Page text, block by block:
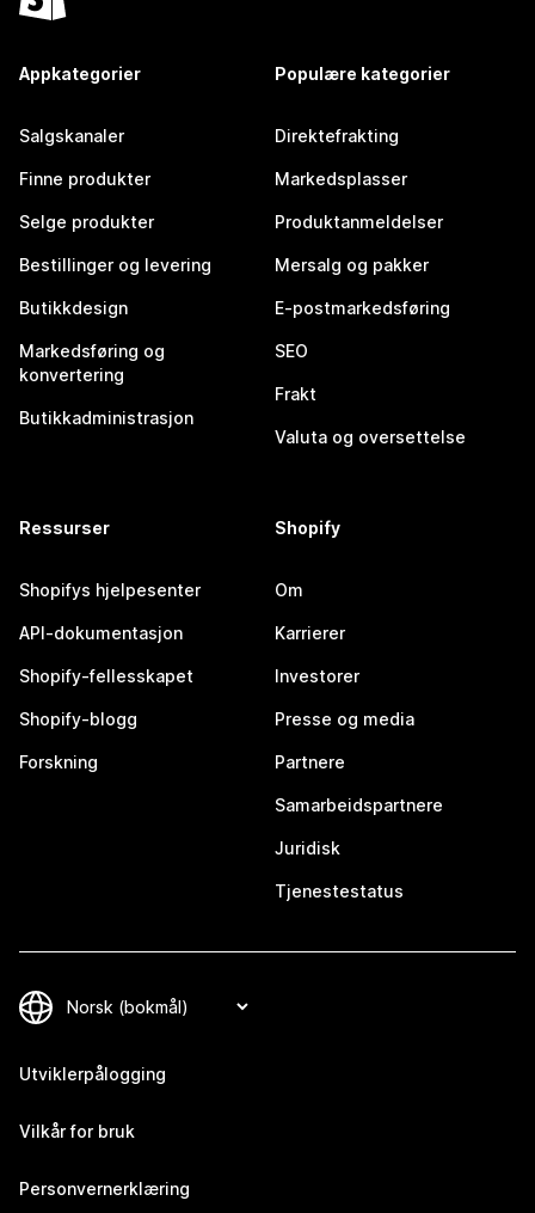
Appkategorier
Salgskanaler
Finne produkter
Selge produkter
Bestillinger og levering
Butikkdesign
Markedsføring og
konvertering
Butikkadministrasjon
Populære kategorier
Direktefrakting
Markedsplasser
Produktanmeldelser
Mersalg og pakker
E-postmarkedsføring
SEO
Frakt
Valuta og oversettelse
Ressurser
Shopifys hjelpesenter
API-dokumentasjon
Shopify-fellesskapet
Shopify-blogg
Forskning
Shopify
Om
Karrierer
Investorer
Presse og media
Partnere
Samarbeidspartnere
Juridisk
Tjenestestatus
Utviklerpålogging
Vilkår for bruk
Personvernerklæring